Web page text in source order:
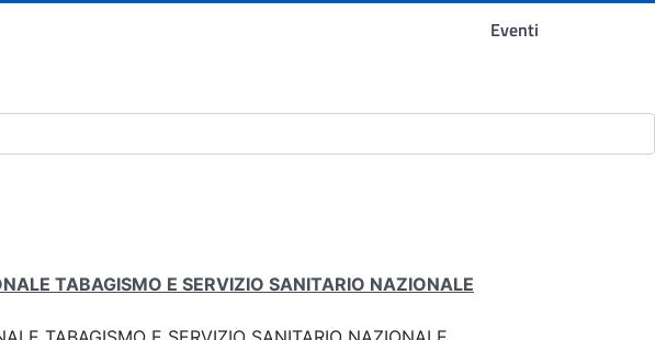
Eventi
TABAGISMO E SERVIZIO SANITARIO NAZIONALE